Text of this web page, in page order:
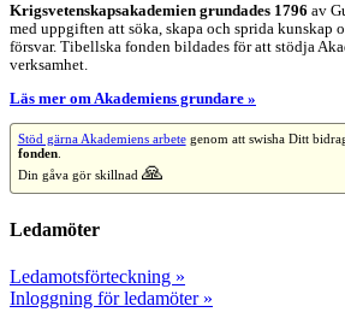
Krigsvetenskap­sakademien grundades 1796 av
med uppgiften att söka, skapa och sprida kunskap
försvar. Tibellska fonden bildades för att stödja
verksamhet.
Läs mer om Akademiens grundare »
Stöd gärna Akademiens arbetegenom att swisha Ditt
fonden.
Din gåva gör skillnad 🙏
Ledamöter
Ledamotsförteckning »
Inloggning för ledamöter »